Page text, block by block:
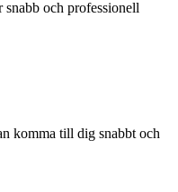
snabb och professionell
komma till dig snabbt och